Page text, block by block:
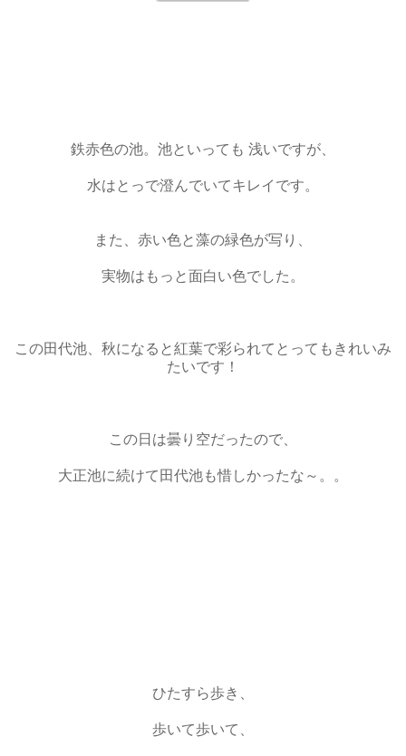
鉄赤色の池。池といっても 浅いですが、
水はとっで澄んでいてキレイです。
また、赤い色と藻の緑色が写り、
実物はもっと面白い色でした。
この田代池、秋になると紅葉で彩られてとってもきれいみ
たいです！
この日は曇り空だったので、
大正池に続けて田代池も惜しかったな～。。
ひたすら歩き、
歩いて歩いて、